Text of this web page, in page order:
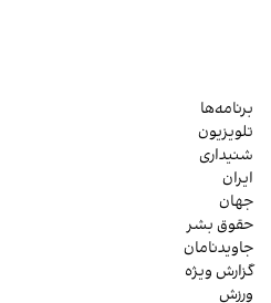
برنامه‌ها
تلویزیون
شنیداری
ایران
جهان
حقوق بشر
جاویدنامان
گزارش ویژه
ورزش